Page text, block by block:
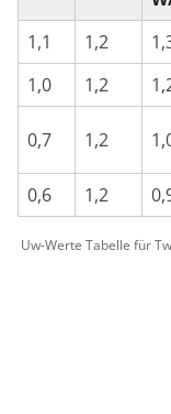
1,1 1,2
1,0
1,2
0,7 1,2
0,6 1,2
Uw-Werte Tabelle für